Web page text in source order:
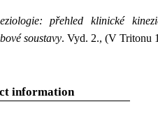
přehled klinické
soustavy. Vyd. 2., (V Tritonu
information